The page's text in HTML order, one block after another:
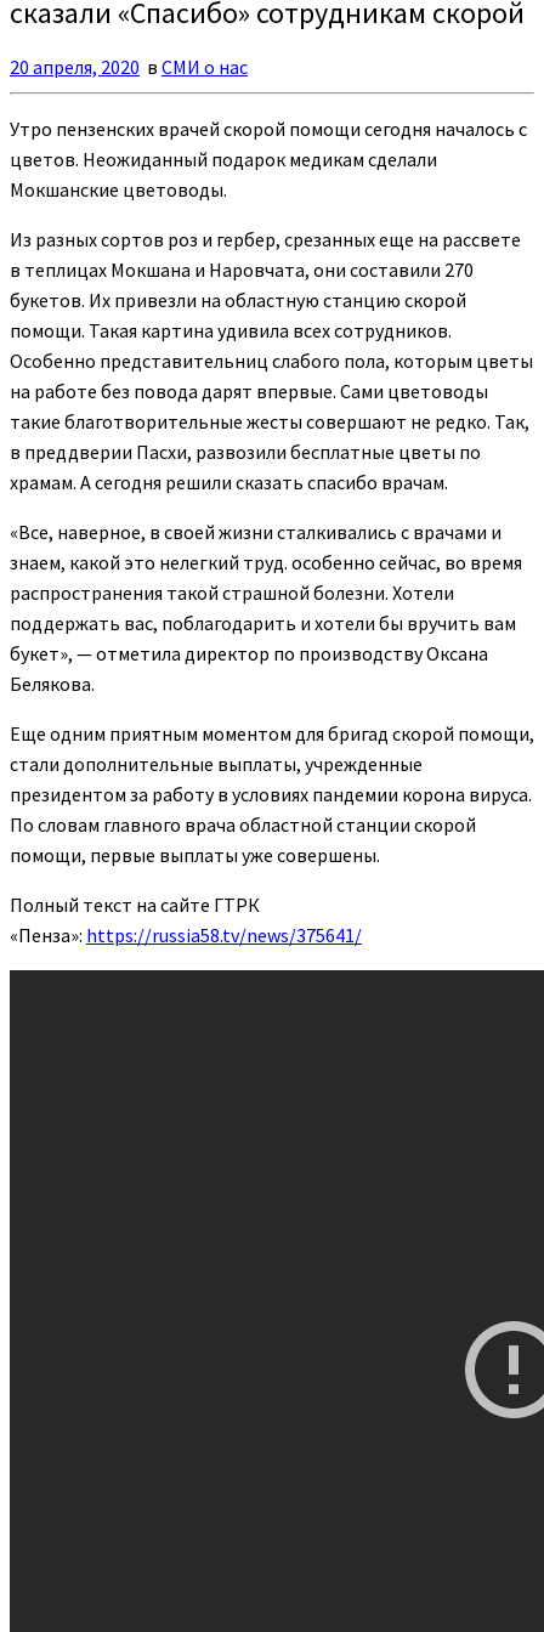
сказали «Спасибо» сотрудникам скорой
20 апреля, 2020 в СМИ о нас
Утро пензенских врачей скорой помощи сегодня началось с
цветов. Неожиданный подарок медикам сделали
Мокшанские цветоводы.
Из разных сортов роз и гербер, срезанных еще на рассвете
в теплицах Мокшана и Наровчата, они составили 270
букетов. Их привезли на областную станцию скорой
помощи. Такая картина удивила всех сотрудников.
Особенно представительниц слабого пола, которым цветы
на работе без повода дарят впервые. Сами цветоводы
такие благотворительные жесты совершают не редко. Так,
в преддверии Пасхи, развозили бесплатные цветы по
храмам. А сегодня решили сказать спасибо врачам.
«Все, наверное, в своей жизни сталкивались с врачами и
знаем, какой это нелегкий труд. особенно сейчас, во время
распространения такой страшной болезни. Хотели
поддержать вас, поблагодарить и хотели бы вручить вам
букет», — отметила директор по производству Оксана
Белякова.
Еще одним приятным моментом для бригад скорой помощи,
стали дополнительные выплаты, учрежденные
президентом за работу в условиях пандемии корона вируса.
По словам главного врача областной станции скорой
помощи, первые выплаты уже совершены.
Полный текст на сайте ГТРК
«Пенза»: https://russia58.tv/news/375641/